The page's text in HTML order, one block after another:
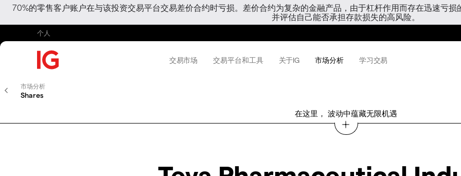
70%的零售客户账户在与该投资交易平台交易差价合约时亏损。差价合约为复杂的金融产品，由于杠杆作用而存在迅速亏
并评估自己能否承担存款损失的高风险。
个人
交易市场 交易平台和工具 关于IG 市场分析 学习交易
市场分析
Shares
在这里， 波动中蕴藏无限机遇